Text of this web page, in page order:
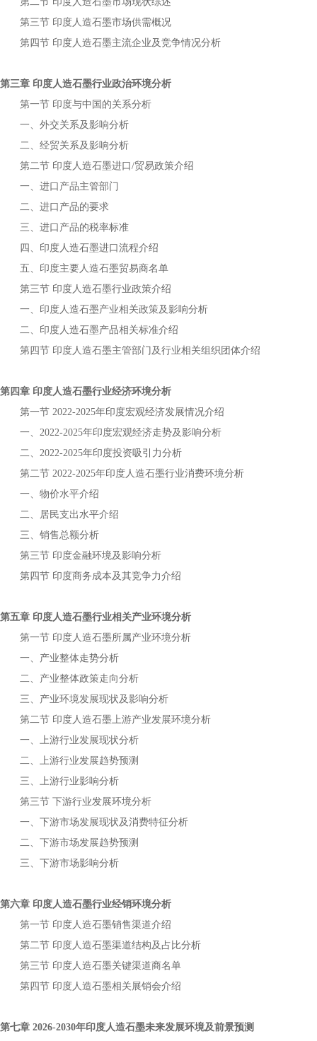
第三节 印度人造石墨市场供需概况
第四节 印度人造石墨主流企业及竞争情况分析
第三章 印度人造石墨行业政治环境分析
第一节 印度与中国的关系分析
一、外交关系及影响分析
二、经贸关系及影响分析
第二节 印度人造石墨进口/贸易政策介绍
一、进口产品主管部门
二、进口产品的要求
三、进口产品的税率标准
四、 印度人造石墨进口流程介绍
五、 印度主要人造石墨贸易商名单
第三节 印度人造石墨行业政策介绍
一、 印度人造石墨产业相关政策及影响分析
二、 印度人造石墨产品相关标准介绍
第四节 印度人造石墨主管部门及行业相关组织团体介绍
第四章 印度人造石墨行业经济环境分析
第一节 2022-2025年印度宏观经济发展情况介绍
一、 2022-2025年印度宏观经济走势及影响分析
二、 2022-2025年印度投资吸引力分析
第二节 2022-2025年印度人造石墨行业消费环境分析
一、物价水平介绍
二、居民支出水平介绍
三、销售总额分析
第三节 印度金融环境及影响分析
第四节 印度商务成本及其竞争力介绍
第五章 印度人造石墨行业相关产业环境分析
第一节 印度人造石墨所属产业环境分析
一、产业整体走势分析
二、产业整体政策走向分析
三、产业环境发展现状及影响分析
第二节 印度人造石墨 上游产业发展环境分析
一、上游行业发展现状分析
二、上游行业发展趋势预测
三、上游行业影响分析
第三节 下游行业发展环境分析
一、下游市场发展现状及消费特征分析
二、下游市场发展趋势预测
三、下游市场影响分析
第六章 印度人造石墨行业经销环境分析
第一节 印度人造石墨销售渠道介绍
第二节 印度人造石墨渠道结构及占比分析
第三节 印度人造石墨关键渠道商名单
第四节 印度人造石墨相关展销会介绍
第七章 2026-2030年印度人造石墨未来发展环境及前景预测